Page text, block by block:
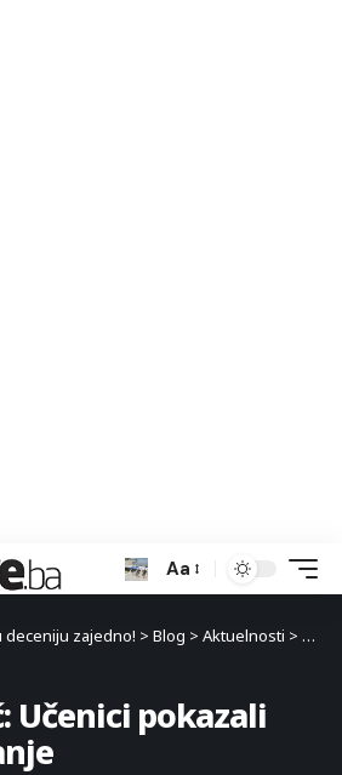
Aa
deceniju zajedno! > Blog > Aktuelnosti >
Učenici pokazali